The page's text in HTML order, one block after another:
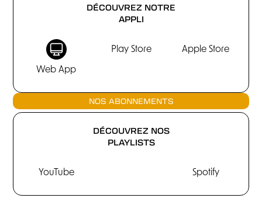
DÉCOUVREZ NOTRE
APPLI
Web App
Play Store Apple Store
NOS ABONNEMENTS
DÉCOUVREZ NOS
PLAYLISTS
YouTube Spotify